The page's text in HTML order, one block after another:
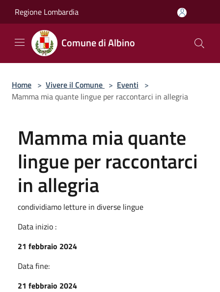
Regione Lombardia
Comune di Albino
Home > Vivere il Comune > Eventi >
Mamma mia quante lingue per raccontarci in allegria
Mamma mia quante
lingue per raccontarci
in allegria
condividiamo letture in diverse lingue
Data inizio :
21 febbraio 2024
Data fine:
21 febbraio 2024